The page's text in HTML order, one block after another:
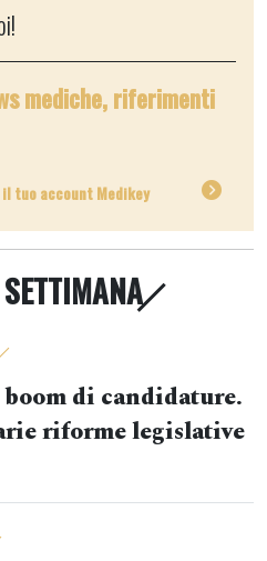
mediche, riferimenti
tuo account Medikey
di candidature.
riforme legislative